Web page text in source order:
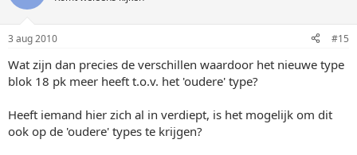
3 aug 2010 #15
Wat zijn dan precies de verschillen waardoor het nieuwe type
blok 18 pk meer heeft t.o.v. het 'oudere' type?
Heeft iemand hier zich al in verdiept, is het mogelijk om dit
ook op de 'oudere' types te krijgen?